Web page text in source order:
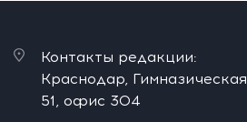
Контакты редакции:
Краснодар, Гимназическая
51, офис 304